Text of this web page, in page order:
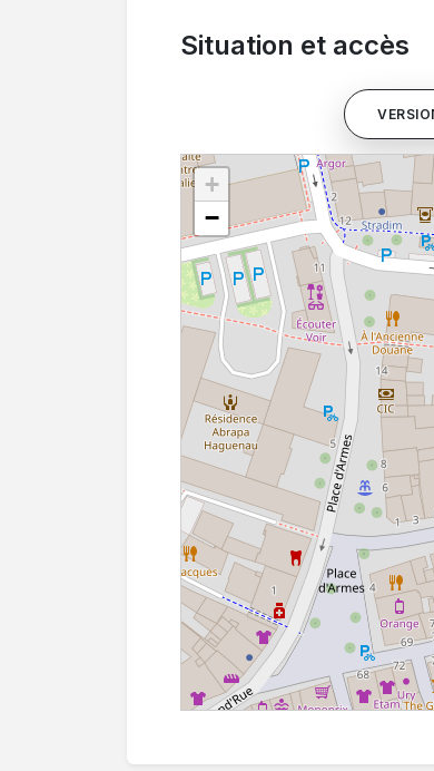
Situation et accès
+
−